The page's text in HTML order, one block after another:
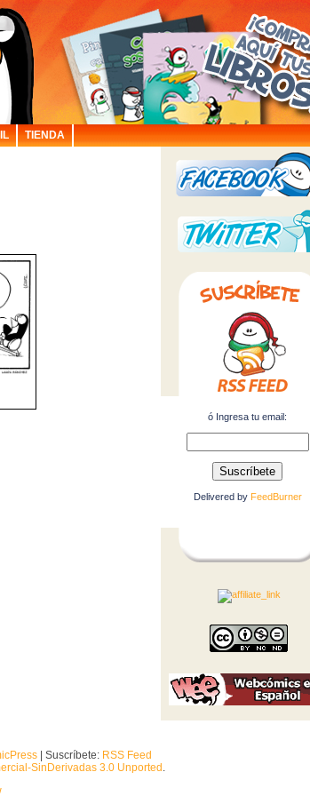
TIENDA
ó Ingresa tu email:
Delivered by FeedBurner
| Suscríbete: RSS Feed
SinDerivadas 3.0 Unported .